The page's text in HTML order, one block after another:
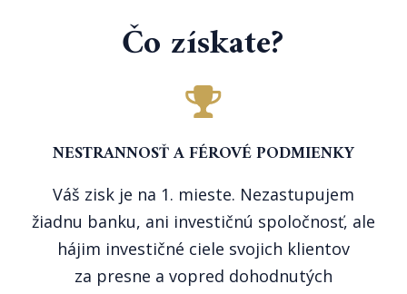
Čo získate?
NESTRANNOSŤ A FÉROVÉ PODMIENKY
Váš zisk je na 1. mieste. Nezastupujem
žiadnu banku, ani investičnú spoločnosť, ale
hájim investičné ciele svojich klientov
za presne a vopred dohodnutých